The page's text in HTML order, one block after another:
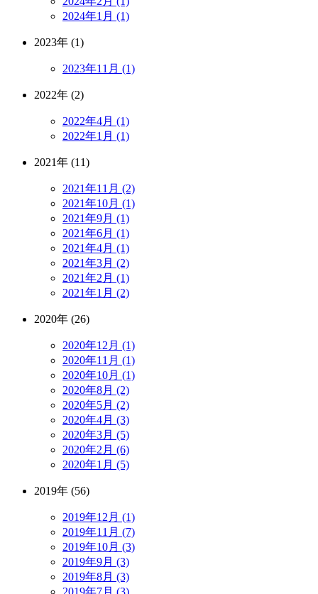
2024年1月 (1)
2023年 (1)
2023年11月 (1)
2022年 (2)
2022年4月 (1)
2022年1月 (1)
2021年 (11)
2021年11月 (2)
2021年10月 (1)
2021年9月 (1)
2021年6月 (1)
2021年4月 (1)
2021年3月 (2)
2021年2月 (1)
2021年1月 (2)
2020年 (26)
2020年12月 (1)
2020年11月 (1)
2020年10月 (1)
2020年8月 (2)
2020年5月 (2)
2020年4月 (3)
2020年3月 (5)
2020年2月 (6)
2020年1月 (5)
2019年 (56)
2019年12月 (1)
2019年11月 (7)
2019年10月 (3)
2019年9月 (3)
2019年8月 (3)